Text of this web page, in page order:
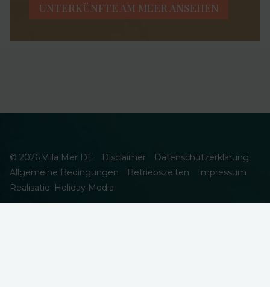
UNTERKÜNFTE AM MEER ANSEHEN
© 2026 Villa Mer DE Disclaimer
Datenschutzerklärung
Allgemeine Bedingungen
Betriebszeiten
Impressum
Realisatie: Holiday Media